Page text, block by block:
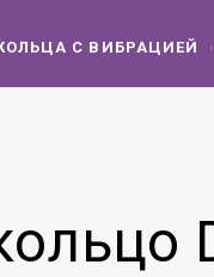
С ВИБРАЦИЕЙ